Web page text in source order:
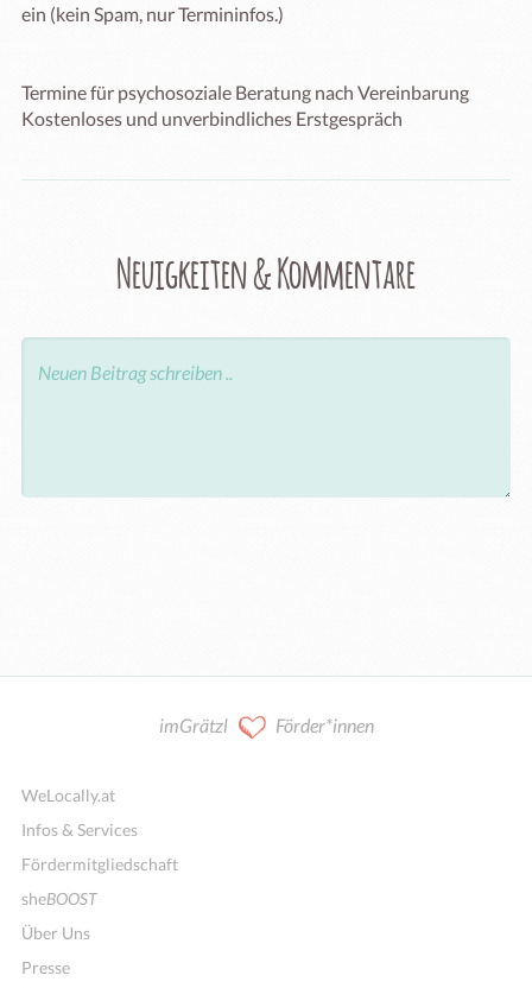
ein (kein Spam, nur Termininfos.)
Termine für psychosoziale Beratung nach Vereinbarung
Kostenloses und unverbindliches Erstgespräch
Neuigkeiten & Kommentare
imGrätzl Förder*innen
WeLocally.at
Infos & Services
Fördermitgliedschaft
sheBOOST
Über Uns
Presse